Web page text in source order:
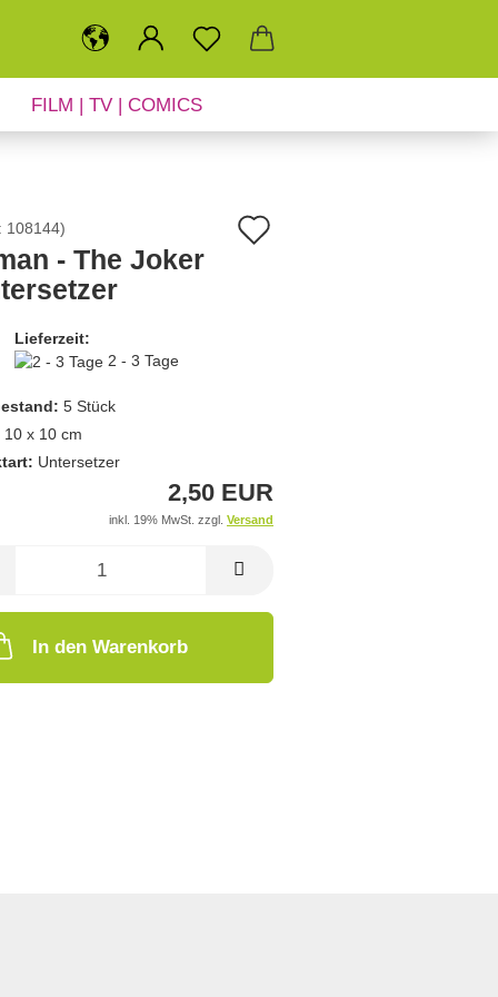
FILM | TV | COMICS
108144)
- The Joker
Lieferzeit:
2 - 3 Tage
5 Stück
10 x 10 cm
Untersetzer
2,50 EUR
inkl. 19% MwSt. zzgl. Versand
In den Warenkorb